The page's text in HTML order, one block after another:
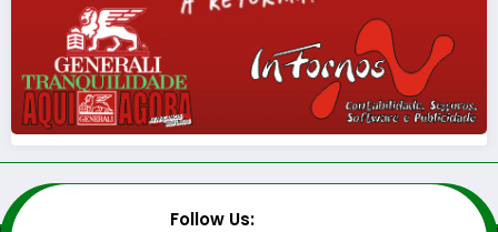
Follow Us: